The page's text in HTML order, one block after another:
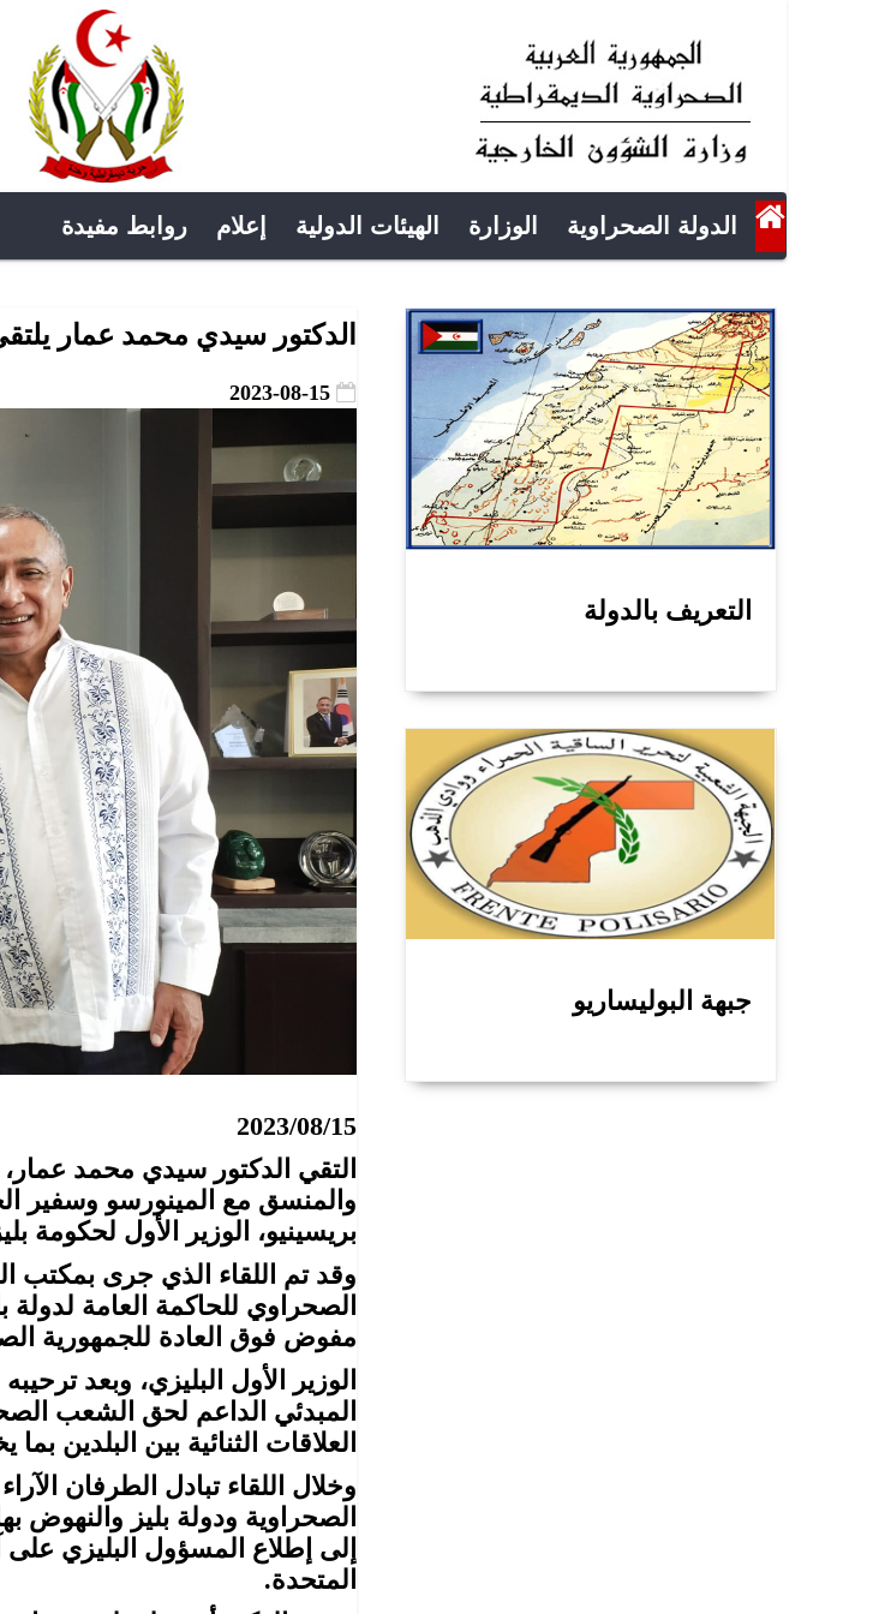
الدولة الصحراوية الوزارة الهيئات الدولية إعلام روابط مفيدة
الدكتور سيدي محمد عمار يلتقي
2023-08-15
2023/08/15
التقي الدكتور سيدي محمد عمار،
والمنسق مع المينورسو وسفير
بريسينيو، الوزير الأول لحكومة
وقد تم اللقاء الذي جرى بمكتب
الصحراوي للحاكمة العامة لدولة
مفوض فوق العادة للجمهورية
الوزير الأول البليزي، وبعد
المبدئي الداعم لحق الشعب
العلاقات الثنائية بين البلدين
وخلال اللقاء تبادل الطرفان
الصحراوية ودولة بليز والنهوض
إلى إطلاع المسؤول البليزي
المتحدة.
التعريف بالدولة
جبهة البوليساريو